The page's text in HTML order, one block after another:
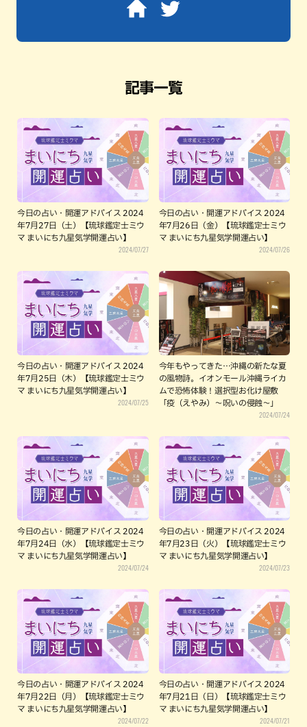
記事一覧
今日の占い・開運アドバイス 2024
年7月27日（土）【琉球鑑定士ミウ
マ まいにち九星気学開運占い】
2024/07/27
今日の占い・開運アドバイス 2024
年7月26日（金）【琉球鑑定士ミウ
マ まいにち九星気学開運占い】
2024/07/26
今日の占い・開運アドバイス 2024
年7月25日（木）【琉球鑑定士ミウ
マ まいにち九星気学開運占い】
2024/07/25
今年もやってきた…沖縄の新たな夏
の風物詩。イオンモール沖縄ライカ
ムで恐怖体験！選択型お化け屋敷
「疫（えやみ）～呪いの侵蝕～」
2024/07/24
今日の占い・開運アドバイス 2024
年7月24日（水）【琉球鑑定士ミウ
マ まいにち九星気学開運占い】
2024/07/24
今日の占い・開運アドバイス 2024
年7月23日（火）【琉球鑑定士ミウ
マ まいにち九星気学開運占い】
2024/07/23
今日の占い・開運アドバイス 2024
年7月22日（月）【琉球鑑定士ミウ
マ まいにち九星気学開運占い】
2024/07/22
今日の占い・開運アドバイス 2024
年7月21日（日）【琉球鑑定士ミウ
マ まいにち九星気学開運占い】
2024/07/21